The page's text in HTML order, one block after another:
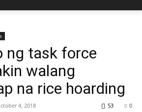
ng task force
walang
na rice hoarding
4, 2018 0
53